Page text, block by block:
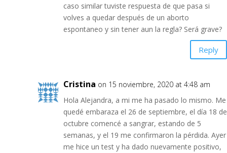
caso similar tuviste respuesta de que pasa si
volves a quedar después de un aborto
espontaneo y sin tener aun la regla? Será grave?
Reply
Cristina on 15 noviembre, 2020 at 4:48 am
Hola Alejandra, a mi me ha pasado lo mismo. Me
quedé embaraza el 26 de septiembre, el día 18 de
octubre comencé a sangrar, estando de 5
semanas, y el 19 me confirmaron la pérdida. Ayer
me hice un test y ha dado nuevamente positivo,